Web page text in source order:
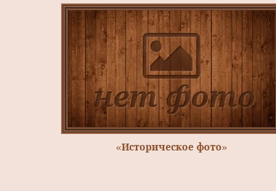
«Историческое фото»